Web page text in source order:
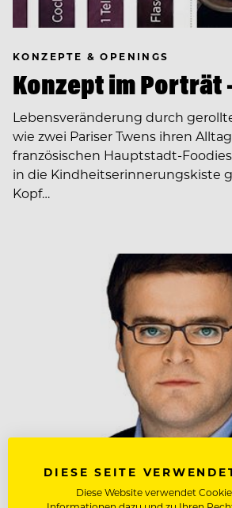
KONZEPTE & OPENINGS
Konzept im Porträt
Lebensveränderung durch
wie zwei Pariser Twens ihren
französischen Hauptstadt-
in die Kindheitserinnerungskiste
Kopf…
BUSINESS
DIESE SEITE
Diese Website verwendet